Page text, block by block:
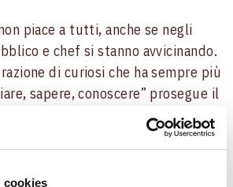
cookies
piace a tutti, anche se negli
e chef si stanno avvicinando.
di curiosi che ha sempre più
sapere, conoscere” prosegue il
calabrese con numero
il peperoncino è legato